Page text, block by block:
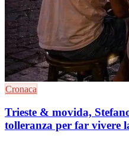
Cronaca
Trieste & movida,
tolleranza per far vivere